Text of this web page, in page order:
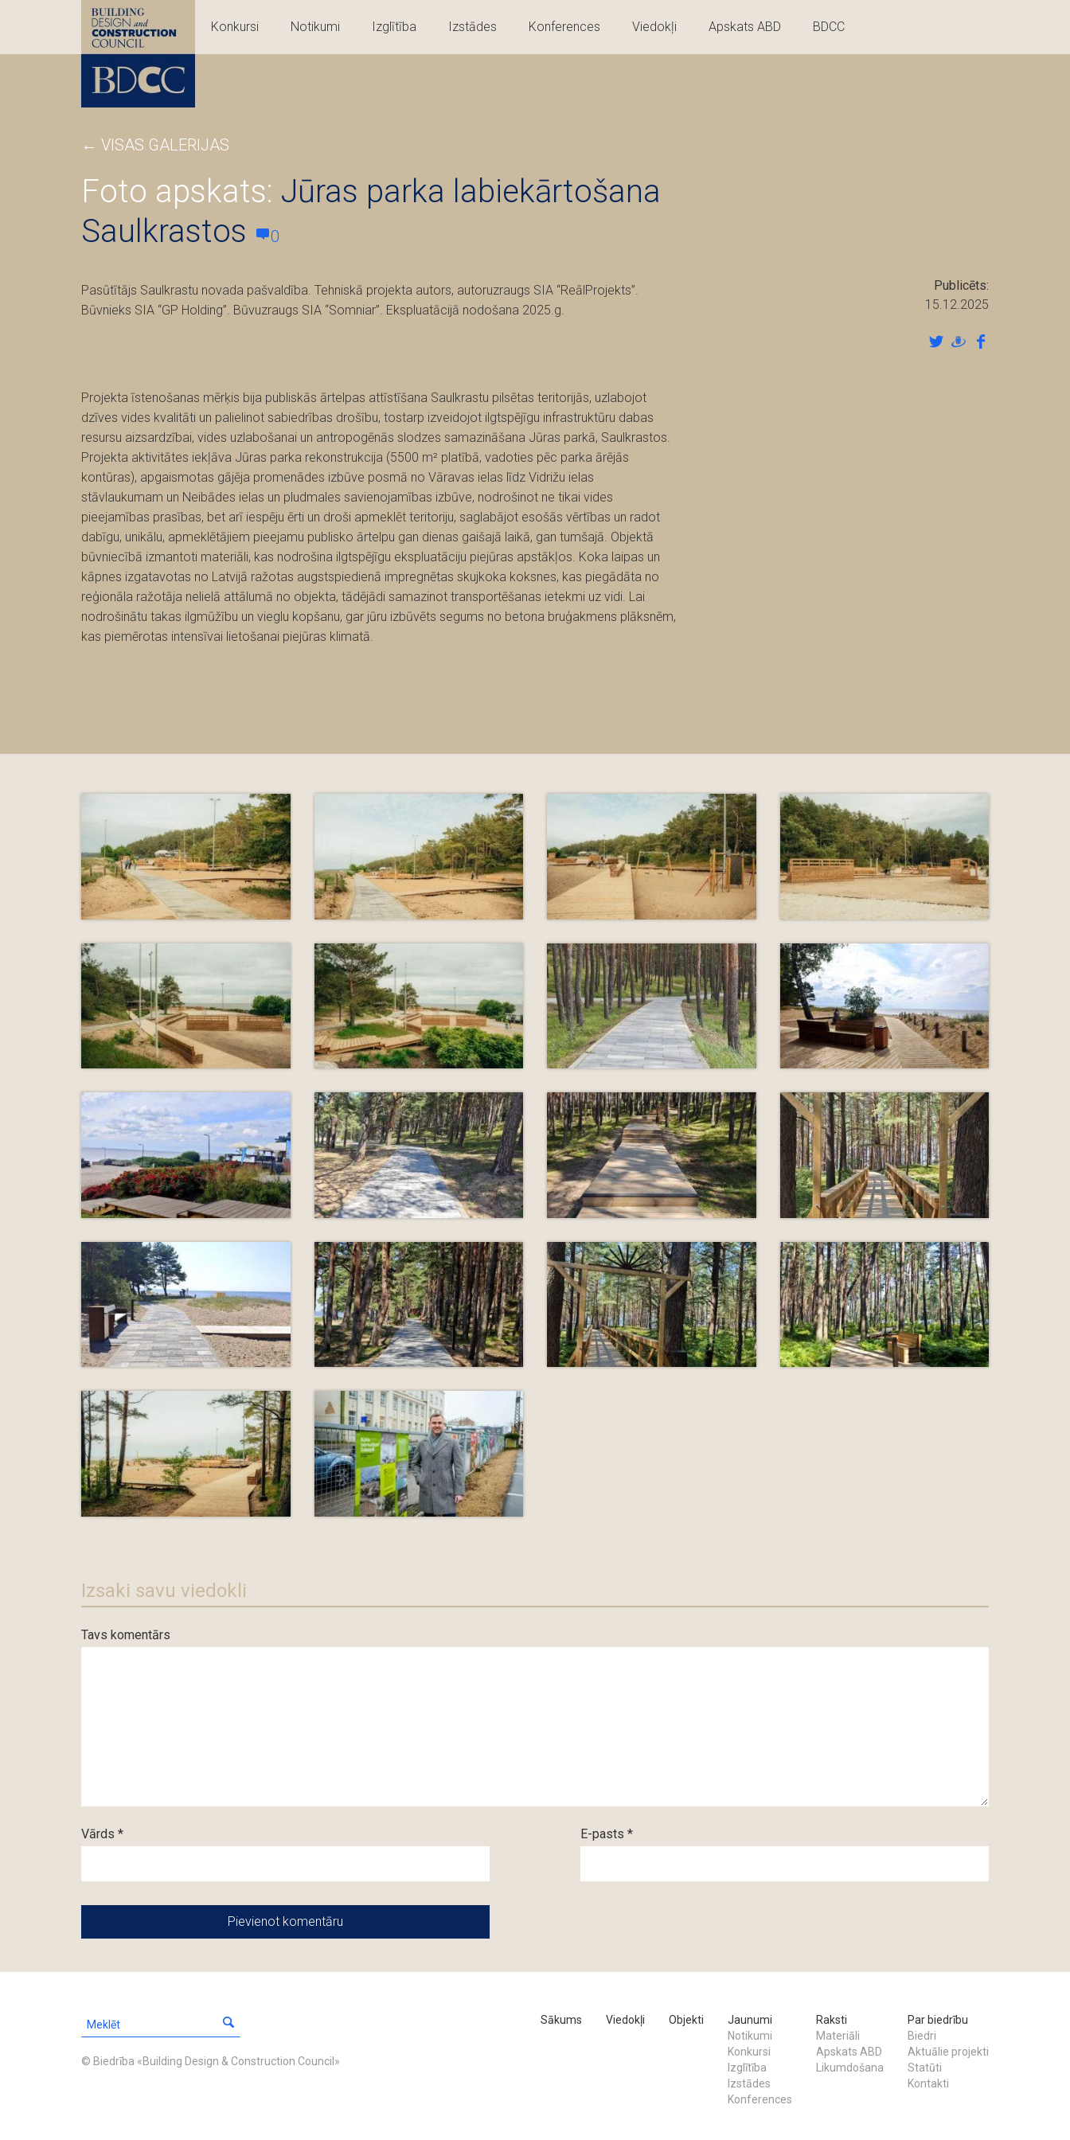
Konkursi Notikumi Izglītība Izstādes Konferences Viedokļi Apskats ABD BDCC
← VISAS GALERIJAS
Foto apskats: Jūras parka labiekārtošana
Saulkrastos
0
Pasūtītājs Saulkrastu novada pašvaldība. Tehniskā projekta autors, autoruzraugs SIA “ReālProjekts”.
Būvnieks SIA “GP Holding”. Būvuzraugs SIA “Somniar”. Ekspluatācijā nodošana 2025.g.
Projekta īstenošanas mērķis bija publiskās ārtelpas attīstīšana Saulkrastu pilsētas teritorijās, uzlabojot
dzīves vides kvalitāti un palielinot sabiedrības drošību, tostarp izveidojot ilgtspējīgu infrastruktūru dabas
resursu aizsardzībai, vides uzlabošanai un antropogēnās slodzes samazināšana Jūras parkā, Saulkrastos.
Projekta aktivitātes iekļāva Jūras parka rekonstrukcija (5500 m² platībā, vadoties pēc parka ārējās
kontūras), apgaismotas gājēja promenādes izbūve posmā no Vāravas ielas līdz Vidrižu ielas
stāvlaukumam un Neibādes ielas un pludmales savienojamības izbūve, nodrošinot ne tikai vides
pieejamības prasības, bet arī iespēju ērti un droši apmeklēt teritoriju, saglabājot esošās vērtības un radot
dabīgu, unikālu, apmeklētājiem pieejamu publisko ārtelpu gan dienas gaišajā laikā, gan tumšajā. Objektā
būvniecībā izmantoti materiāli, kas nodrošina ilgtspējīgu ekspluatāciju piejūras apstākļos. Koka laipas un
kāpnes izgatavotas no Latvijā ražotas augstspiedienā impregnētas skujkoka koksnes, kas piegādāta no
reģionāla ražotāja nelielā attālumā no objekta, tādējādi samazinot transportēšanas ietekmi uz vidi. Lai
nodrošinātu takas ilgmūžību un vieglu kopšanu, gar jūru izbūvēts segums no betona bruģakmens plāksnēm,
kas piemērotas intensīvai lietošanai piejūras klimatā.
Publicēts:
15.12.2025
Izsaki savu viedokli
Tavs komentārs
Vārds * E-pasts *
© Biedrība «Building Design & Construction Council»
Sākums Viedokļi Objekti
Jaunumi
Notikumi
Konkursi
Izglītība
Izstādes
Konferences
Raksti
Materiāli
Apskats ABD
Likumdošana
Par biedrību
Biedri
Aktuālie projekti
Statūti
Kontakti